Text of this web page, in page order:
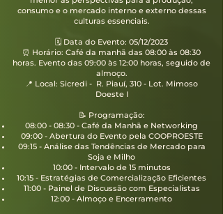
consumo e o mercado interno e externo dessas
culturas essenciais.
🗓 Data do Evento: 05/12/2023
⏰ Horário: Café da manhã das 08:00 às 08:30
horas. Evento das 09:00 às 12:00 horas, seguido de
almoço.
📍 Local: Sicredi - R. Piauí, 310 - Lot. Mimoso
Doeste I
📝 Programação:
08:00 - 08:30 - Café da Manhã e Networking
09:00 - Abertura do Evento pela COOPROESTE
09:15 - Análise das Tendências de Mercado para
Soja e Milho
10:00 - Intervalo de 15 minutos
10:15 - Estratégias de Comercialização Eficientes
11:00 - Painel de Discussão com Especialistas
12:00 - Almoço e Encerramento